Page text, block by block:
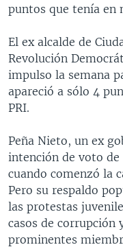
puntos que tenía en
El ex alcalde de
Revolución
impulso la semana
apareció a sólo 4
PRI.
Peña Nieto, un ex
intención de voto
cuando comenzó la
Pero su respaldo
las protestas
casos de corrupción
prominentes